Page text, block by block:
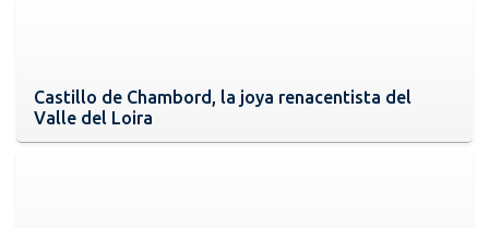
Castillo de Chambord, la joya renacentista del
Valle del Loira